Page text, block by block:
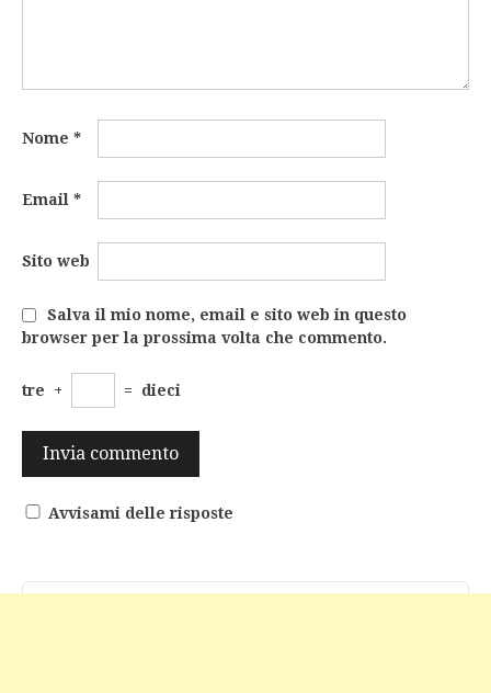
Nome *
Email *
Sito web
Salva il mio nome, email e sito web in questo
browser per la prossima volta che commento.
tre + = dieci
Avvisami delle risposte